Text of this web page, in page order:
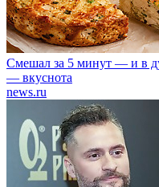
Смешал за 5 минут — и в
— вкуснота
news.ru